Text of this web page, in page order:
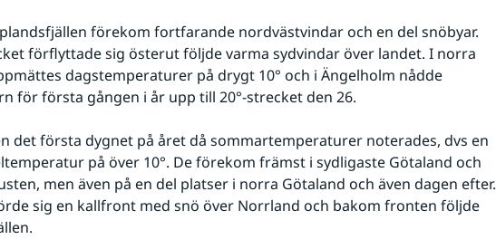
förflyttade sig österut följde varma sydvindar över landet. I norra
dagstemperaturer på drygt 10° och i Ängelholm nådde
för första gången i år upp till 20°-strecket den 26.
på över 10°. De förekom främst i sydligaste Götaland och
men även på en del platser i norra Götaland och även dagen efter.
sig en kallfront med snö över Norrland och bakom fronten följde